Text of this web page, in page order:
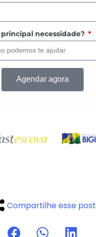
necessidade?
Agendar agora
Compartilhe esse post